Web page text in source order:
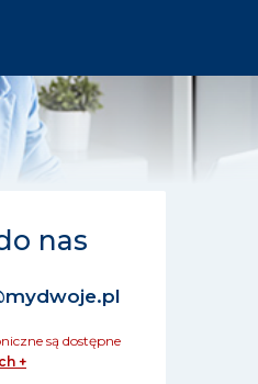
nas
są dostępne
+